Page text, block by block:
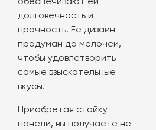
долговечность и
прочность. Её дизайн
продуман до мелочей,
чтобы удовлетворить
самые взыскательные
вкусы.
Приобретая стойку
панели, вы получаете не